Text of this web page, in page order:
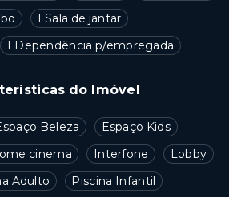
1 Sala de jantar
1 Dependência p/empregada
do Imóvel
Beleza
Espaço Kids
cinema Interfone
Lobby
Adulto
Piscina Infantil